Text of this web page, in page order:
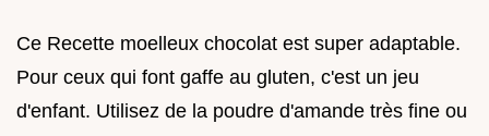
Ce Recette moelleux chocolat est super adaptable.
Pour ceux qui font gaffe au gluten, c'est un jeu
d'enfant. Utilisez de la poudre d'amande très fine ou